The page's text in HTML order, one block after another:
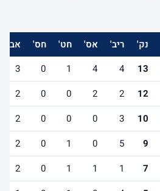
נק' ריב' אס' חט' חס'
אב'
13
4
4
1
0
3
12
2
2
0
0
2
10
3
0
0
0
2
9
5
0
1
0
2
7
1
1
1
0
2